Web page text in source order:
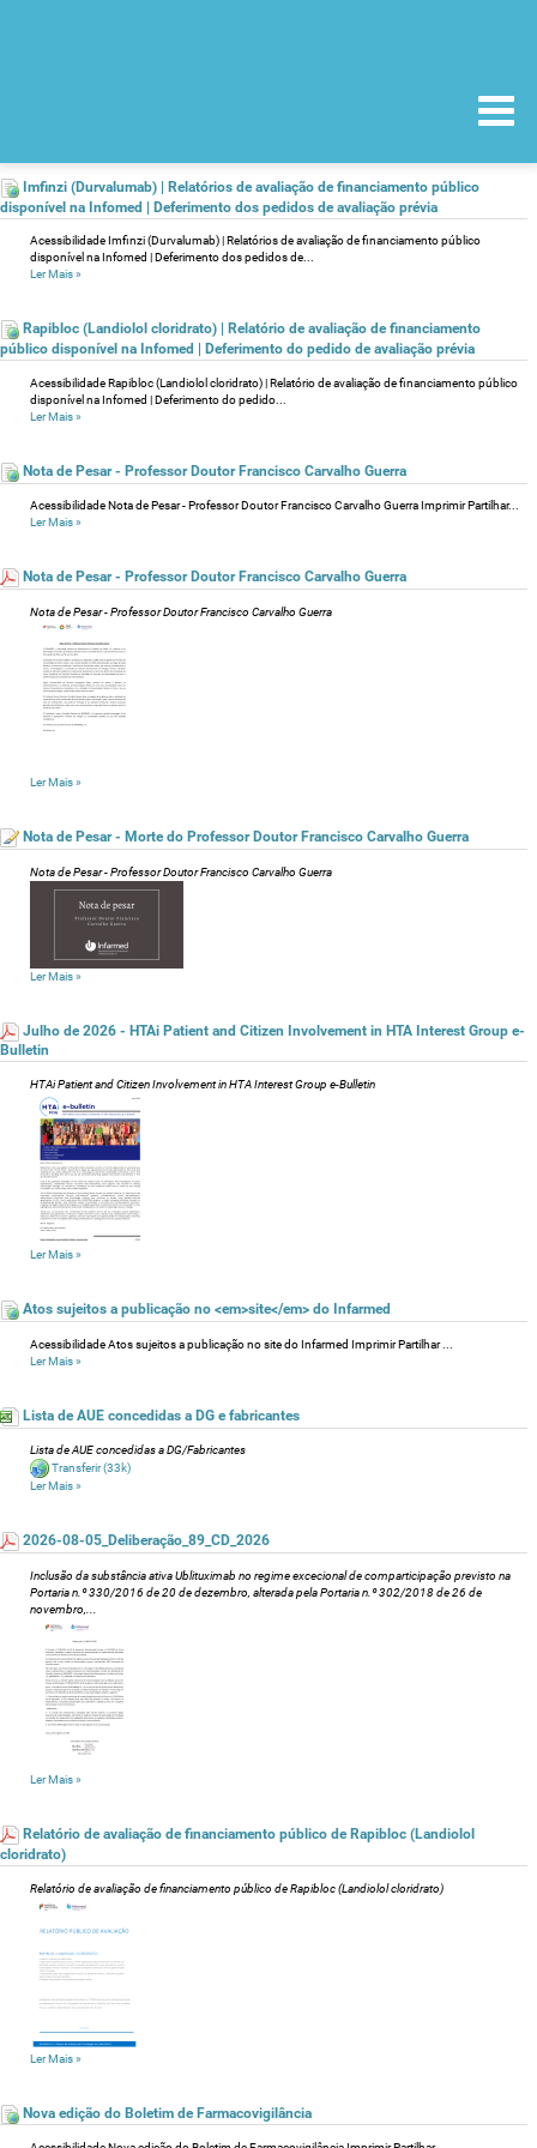
Imfinzi (Durvalumab) | Relatórios de avaliação de financiamento público
disponível na Infomed | Deferimento dos pedidos de avaliação prévia
Acessibilidade Imfinzi (Durvalumab) | Relatórios de avaliação de financiamento público
disponível na Infomed | Deferimento dos pedidos de...
Ler Mais»
Rapibloc (Landiolol cloridrato) | Relatório de avaliação de financiamento
público disponível na Infomed | Deferimento do pedido de avaliação prévia
Acessibilidade Rapibloc (Landiolol cloridrato) | Relatório de avaliação de financiamento público
disponível na Infomed | Deferimento do pedido...
Ler Mais»
Nota de Pesar - Professor Doutor Francisco Carvalho Guerra
Acessibilidade Nota de Pesar - Professor Doutor Francisco Carvalho Guerra Imprimir Partilhar...
Ler Mais»
Nota de Pesar - Professor Doutor Francisco Carvalho Guerra
Nota de Pesar - Professor Doutor Francisco Carvalho Guerra
Ler Mais»
Nota de Pesar - Morte do Professor Doutor Francisco Carvalho Guerra
Nota de Pesar - Professor Doutor Francisco Carvalho Guerra
Ler Mais»
Julho de 2026 - HTAi Patient and Citizen Involvement in HTA Interest Group e-
Bulletin
HTAi Patient and Citizen Involvement in HTA Interest Group e-Bulletin
Ler Mais»
Atos sujeitos a publicação no <em>site</em> do Infarmed
Acessibilidade Atos sujeitos a publicação no site do Infarmed Imprimir Partilhar ...
Ler Mais»
Lista de AUE concedidas a DG e fabricantes
Lista de AUE concedidas a DG/Fabricantes
Transferir(33k)
Ler Mais»
2026-08-05_Deliberação_89_CD_2026
Inclusão da substância ativa Ublituximab no regime excecional de comparticipação previsto na
Portaria n.º 330/2016 de 20 de dezembro, alterada pela Portaria n.º 302/2018 de 26 de
novembro,...
Ler Mais»
Relatório de avaliação de financiamento público de Rapibloc (Landiolol
cloridrato)
Relatório de avaliação de financiamento público de Rapibloc (Landiolol cloridrato)
Ler Mais»
Nova edição do Boletim de Farmacovigilância